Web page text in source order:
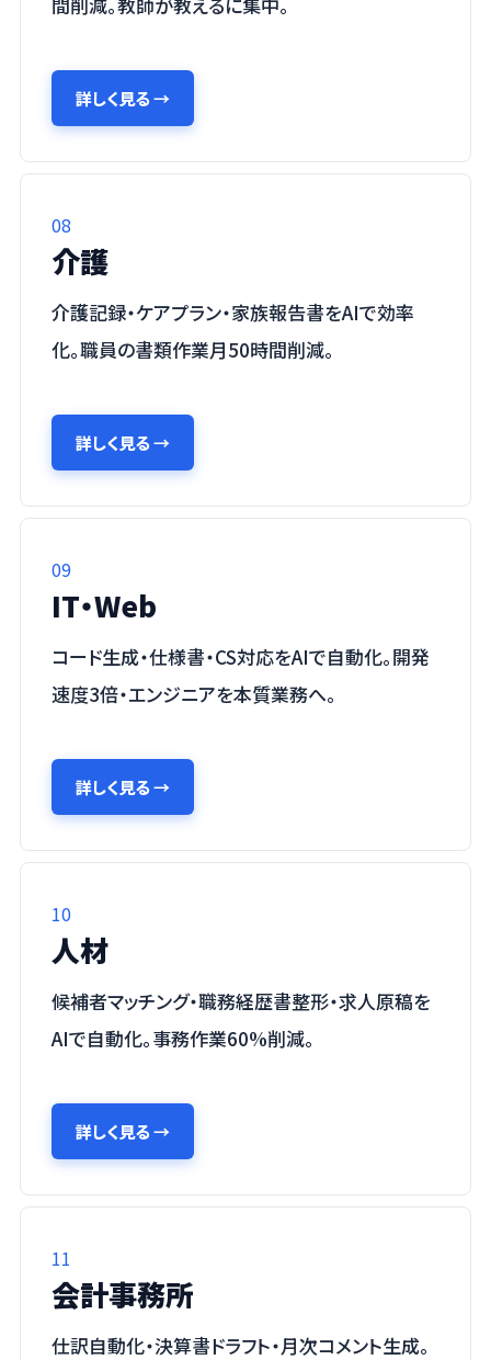
詳しく見る→
08
介護
介護記録・ケアプラン・家族報告書をAIで効率
化。職員の書類作業月50時間削減。
詳しく見る→
09
IT・Web
コード生成・仕様書・CS対応をAIで自動化。開発
速度3倍・エンジニアを本質業務へ。
詳しく見る→
10
人材
候補者マッチング・職務経歴書整形・求人原稿を
AIで自動化。事務作業60%削減。
詳しく見る→
11
会計事務所
仕訳自動化・決算書ドラフト・月次コメント生成。